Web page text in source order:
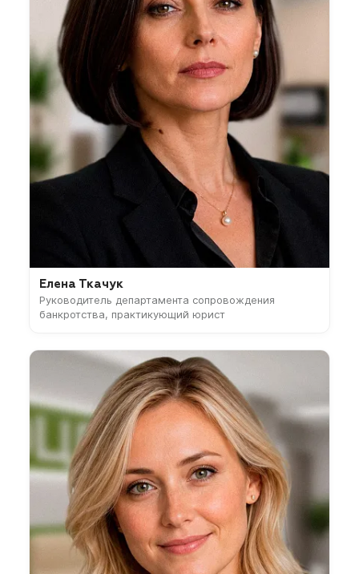
Елена Ткачук
Руководитель департамента сопровождения
банкротства, практикующий юрист